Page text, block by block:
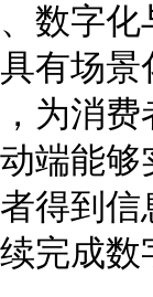
数字
有场
为消
端能
得到
完成